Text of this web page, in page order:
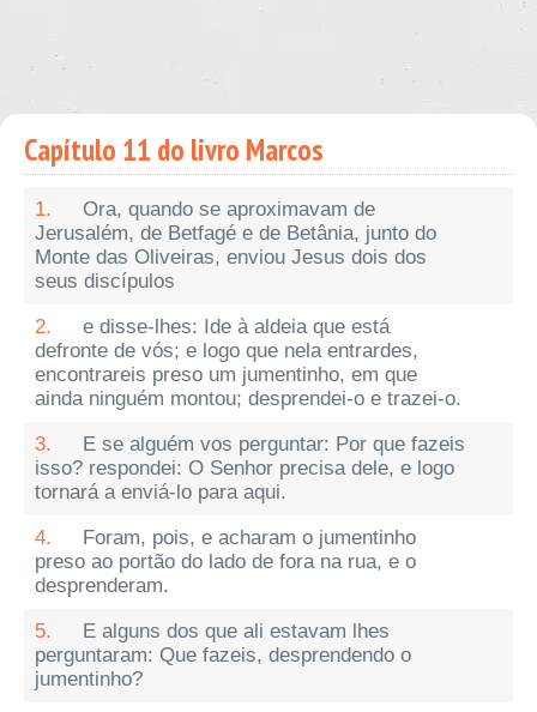
Capítulo 11 do livro Marcos
1.
Ora, quando se aproximavam de
Jerusalém, de Betfagé e de Betânia, junto do
Monte das Oliveiras, enviou Jesus dois dos
seus discípulos
2.
e disse-lhes: Ide à aldeia que está
defronte de vós; e logo que nela entrardes,
encontrareis preso um jumentinho, em que
ainda ninguém montou; desprendei-o e trazei-o.
3.
E se alguém vos perguntar: Por que fazeis
isso? respondei: O Senhor precisa dele, e logo
tornará a enviá-lo para aqui.
4.
Foram, pois, e acharam o jumentinho
preso ao portão do lado de fora na rua, e o
desprenderam.
5.
E alguns dos que ali estavam lhes
perguntaram: Que fazeis, desprendendo o
jumentinho?